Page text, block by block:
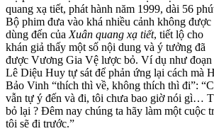
quang xạ tiết, phát hành năm 1999, dài 56
Bộ phim đưa vào khá nhiều cảnh không được
dùng đến củaXuân quang xạ tiết, tiết lộ cho
khán giả thấy một số nội dung và ý tưởng đã
được Vương Gia Vệ lược bỏ. Ví dụ như đoạn
Lê Diệu Huy tự sát để phản ứng lại cách mà
Bảo Vinh “thích thì về, không thích thì đi”:
vẫn tự ý đến và đi, tôi chưa bao giờ nói gì…
bỏ lại ? Đêm nay chúng ta hãy làm một cuộc
tôi sẽ đi trước.”